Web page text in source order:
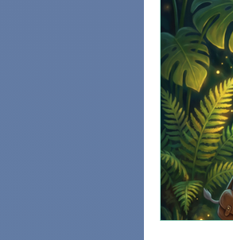
Fantasie
Hunde